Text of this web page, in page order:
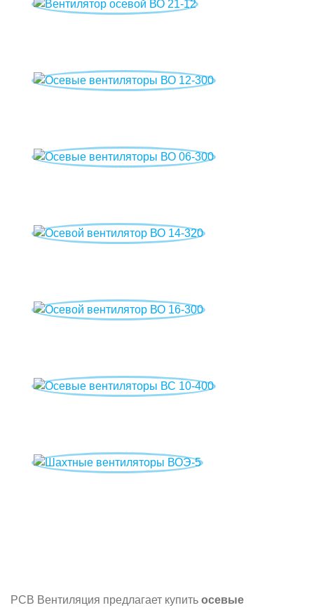
РСВ Вентиляция предлагает купить осевые